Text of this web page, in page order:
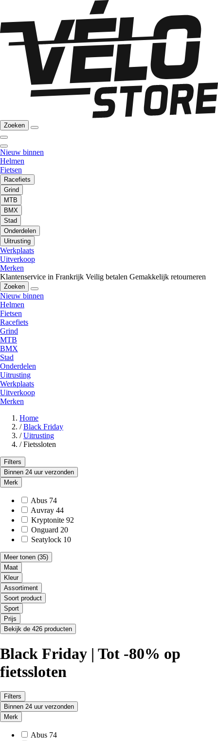
Zoeken
Nieuw binnen
Helmen
Fietsen
Racefiets
Grind
MTB
BMX
Stad
Onderdelen
Uitrusting
Werkplaats
Uitverkoop
Merken
Klantenservice in Frankrijk Veilig betalen Gemakkelijk retourneren
Zoeken
Nieuw binnen
Helmen
Fietsen
Racefiets
Grind
MTB
BMX
Stad
Onderdelen
Uitrusting
Werkplaats
Uitverkoop
Merken
Home
/ Black Friday
/ Uitrusting
/ Fietssloten
Filters
Binnen 24 uur verzonden
Merk
Abus 74
Auvray 44
Kryptonite 92
Onguard 20
Seatylock 10
Meer tonen (35)
Maat
Kleur
Assortiment
Soort product
Sport
Prijs
Bekijk de 426 producten
Black Friday | Tot -80% op
fietssloten
Filters
Binnen 24 uur verzonden
Merk
Abus 74